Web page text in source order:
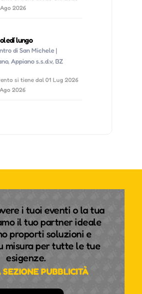
2026
lungo
di San Michele |
Appiano s.s.d.v, BZ
si tiene dal 01 Lug 2026
2026
i tuoi eventi o la tua
il tuo partner ideale
proporti soluzioni e
misura per tutte le tue
esigenze.
PUBBLICITÀ